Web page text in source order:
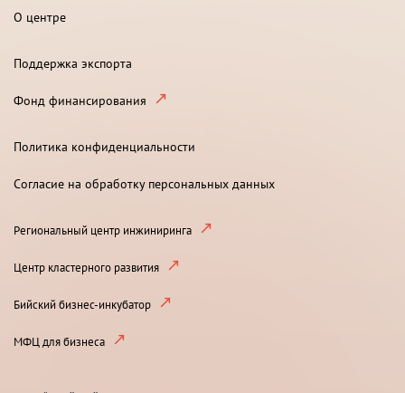
О центре
Поддержка экспорта
Фонд финансирования
Политика конфиденциальности
Согласие на обработку персональных данных
Региональный центр инжиниринга
Центр кластерного развития
Бийский бизнес-инкубатор
МФЦ для бизнеса